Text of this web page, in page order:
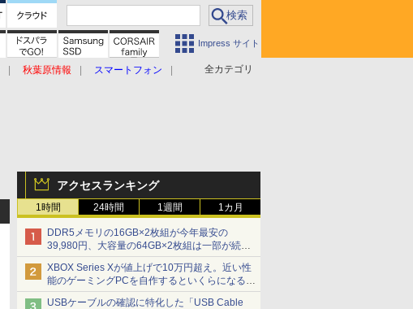
Impress サイト
全カテゴリ
秋葉原情報
スマートフォン
アクセスランキング
1時間 24時間 1週間 1カ月
DDR5メモリの16GB×2枚組が今年最安の
39,980円、大容量の64GB×2枚組は一部が続騰
[8月前半のメモリ価格]
XBOX Series Xが値上げで10万円超え。近い性
能のゲーミングPCを自作するといくらになる？
【石田賀津男の『酒の肴にPCゲーム』】
USBケーブルの確認に特化した「USB Cable